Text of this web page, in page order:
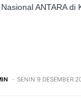
ANTARA di
SENIN 9 DESEMBER